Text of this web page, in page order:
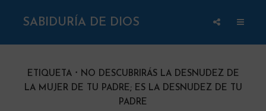
SABIDURÍA DE DIOS
ETIQUETA
NO DESCUBRIRÁS LA DESNUDEZ DE
LA MUJER DE TU PADRE; ES LA DESNUDEZ DE TU
PADRE